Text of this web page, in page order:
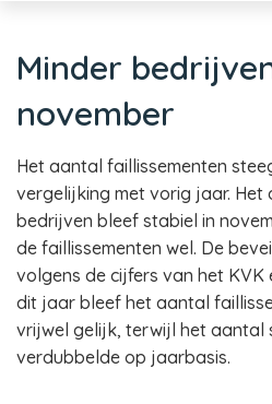
Minder
november
Het aantal faillissementen
vergelijking met vorig jaar.
bedrijven bleef stabiel in
de faillissementen wel. De
volgens de cijfers van het KVK
dit jaar bleef het aantal
vrijwel gelijk, terwijl het aantal
verdubbelde op jaarbasis.